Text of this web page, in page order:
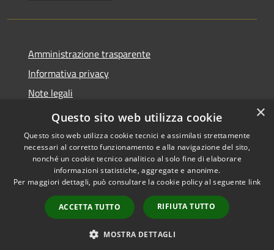
Amministrazione trasparente
Informativa privacy
Note legali
Dichiarazione di accessibilità
Accessibilità
Copyright © 2026 • Comune di
Castiglione della Pescaia •
Powered byMunicipium
Accesso redazione
×
Questo sito web utilizza cookie
Questo sito web utilizza cookie tecnici e assimilati strettamente
necessari al corretto funzionamento e alla navigazione del sito,
nonché un cookie tecnico analitico al solo fine di elaborare
informazioni statistiche, aggregate e anonime.
Per maggiori dettagli, può consultare la cookie policy al seguente link
ACCETTA TUTTO RIFIUTA TUTTO
MOSTRA DETTAGLI